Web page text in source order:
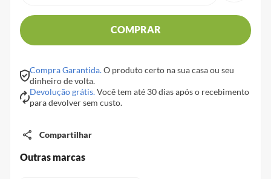
COMPRAR
Compra Garantida.O produto certo na sua casa ou seu
dinheiro de volta.
Devolução grátis.Você tem até 30 dias após o recebimento
para devolver sem custo.
Compartilhar
Outras marcas